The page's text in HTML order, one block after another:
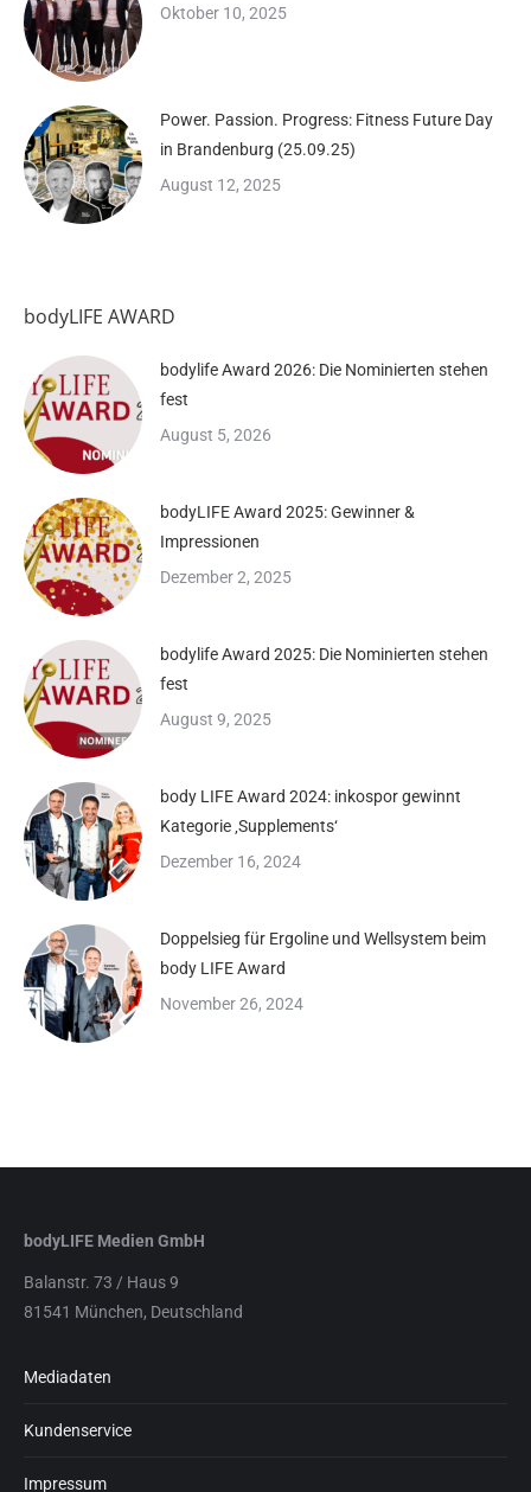
Oktober 10, 2025
Power. Passion. Progress: Fitness Future Day
in Brandenburg (25.09.25)
August 12, 2025
bodyLIFE AWARD
bodylife Award 2026: Die Nominierten stehen
fest
August 5, 2026
bodyLIFE Award 2025: Gewinner &
Impressionen
Dezember 2, 2025
bodylife Award 2025: Die Nominierten stehen
fest
August 9, 2025
body LIFE Award 2024: inkospor gewinnt
Kategorie ‚Supplements‘
Dezember 16, 2024
Doppelsieg für Ergoline und Wellsystem beim
body LIFE Award
November 26, 2024
bodyLIFE Medien GmbH
Balanstr. 73 / Haus 9
81541 München, Deutschland
Mediadaten
Kundenservice
Impressum